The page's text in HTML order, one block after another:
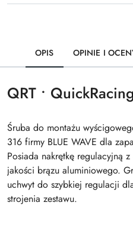
OPIS OPINIE I
QRT •
Śruba do montażu
316 firmy BLUE WAVE dla
Posiada nakrętkę regulacyjną
jakości brązu aluminiowego.
uchwyt do szybkiej regulacji
strojenia zestawu.